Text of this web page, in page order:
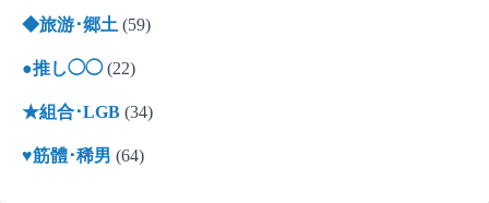
◆旅游･郷土 (59)
●推し◯◯(22)
★組合･LGB (34)
♥筋體･稀男 (64)